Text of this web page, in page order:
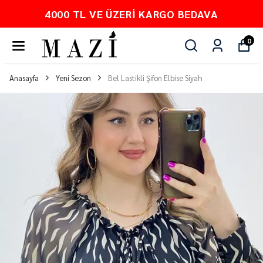
PEŞİN FİYATINA 3 TAKSİT
0
Anasayfa Yeni Sezon Bel Lastikli Şifon Elbise Siyah